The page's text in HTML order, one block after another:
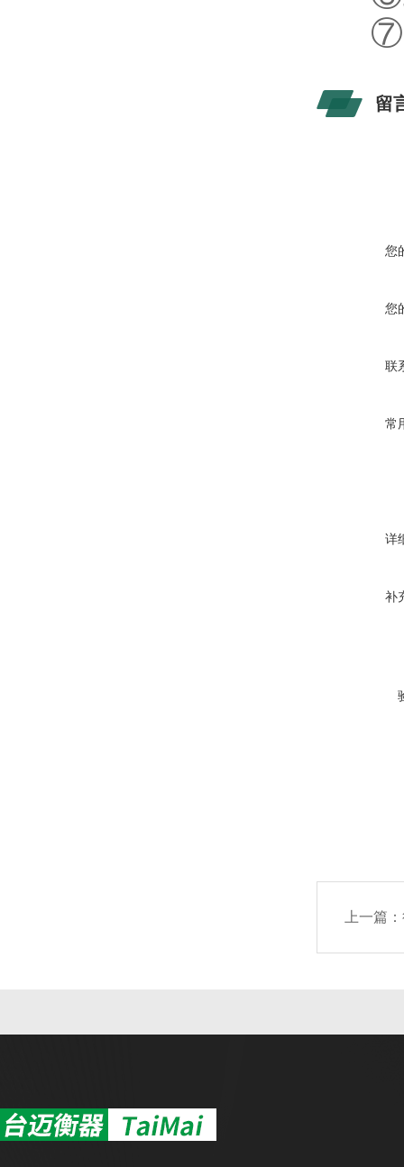
⑦
留
您
您
联
常
详
补
上一篇：